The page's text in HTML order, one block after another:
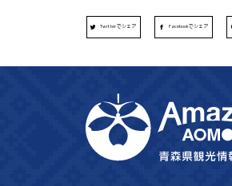
Twitterでシェア Facebookでシェア